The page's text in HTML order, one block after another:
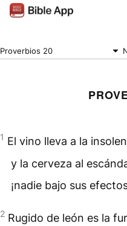
Proverbios 20
1 El vino lleva a la
y la cerveza al
¡nadie bajo sus
2 Rugido de león es la